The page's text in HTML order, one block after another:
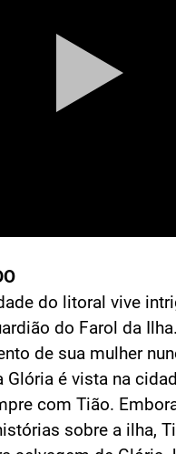
do litoral vive
do Farol da
de sua mulher
Glória é vista na
com Tião.
sobre a ilha,